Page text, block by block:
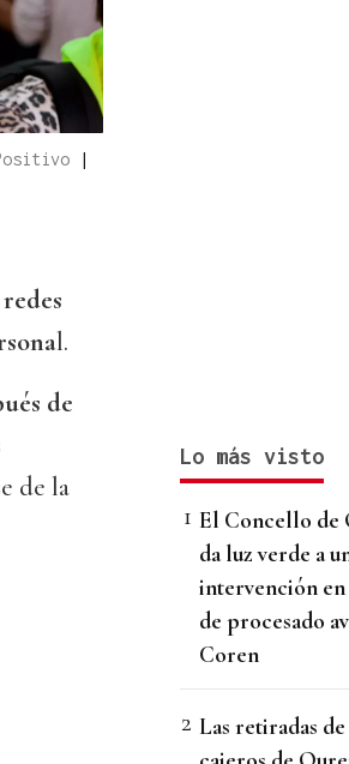
|
redes
l.
de
de la
Lo más visto
El Concello de
da luz verde a
intervención
de procesado
Coren
Las retiradas